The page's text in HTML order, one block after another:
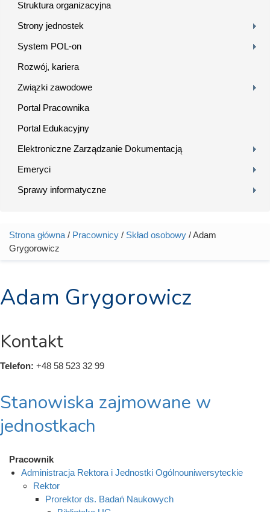
Struktura organizacyjna
Strony jednostek
System POL-on
Rozwój, kariera
Związki zawodowe
Portal Pracownika
Portal Edukacyjny
Elektroniczne Zarządzanie Dokumentacją
Emeryci
Sprawy informatyczne
Jesteś tutaj
Strona główna / Pracownicy / Skład osobowy / Adam
Grygorowicz
Adam Grygorowicz
Kontakt
Telefon: +48 58 523 32 99
Stanowiska zajmowane w
jednostkach
Pracownik
Administracja Rektora i Jednostki Ogólnouniwersyteckie
Rektor
Prorektor ds. Badań Naukowych